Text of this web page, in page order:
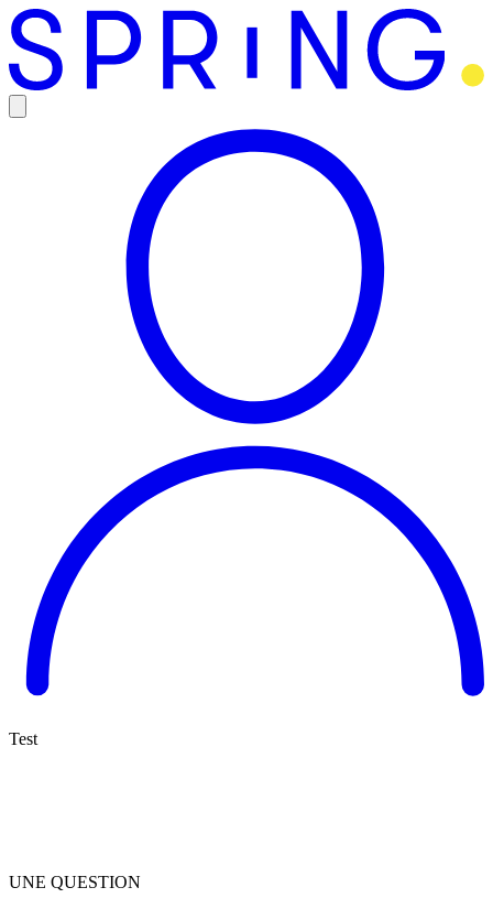
Test
UNE QUESTION